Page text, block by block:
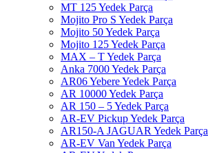
MT 125 Yedek Parça
Mojito Pro S Yedek Parça
Mojito 50 Yedek Parça
Mojito 125 Yedek Parça
MAX – T Yedek Parça
Anka 7000 Yedek Parça
AR06 Yebere Yedek Parça
AR 10000 Yedek Parça
AR 150 – 5 Yedek Parça
AR-EV Pickup Yedek Parça
AR150-A JAGUAR Yedek Parça
AR-EV Van Yedek Parça